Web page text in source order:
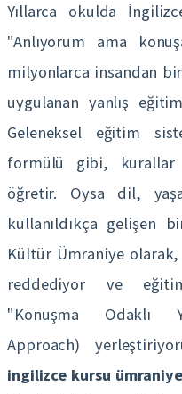
Yıllarca okulda
"Anlıyorum ama
milyonlarca insandan
uygulanan yanlış
Geleneksel eğitim
formülü gibi,
öğretir. Oysa dil,
kullanıldıkça gelişen
Kültür Ümraniye olarak,
reddediyor ve
"Konuşma Odaklı
Approach)
ingilizce kursu ümraniye